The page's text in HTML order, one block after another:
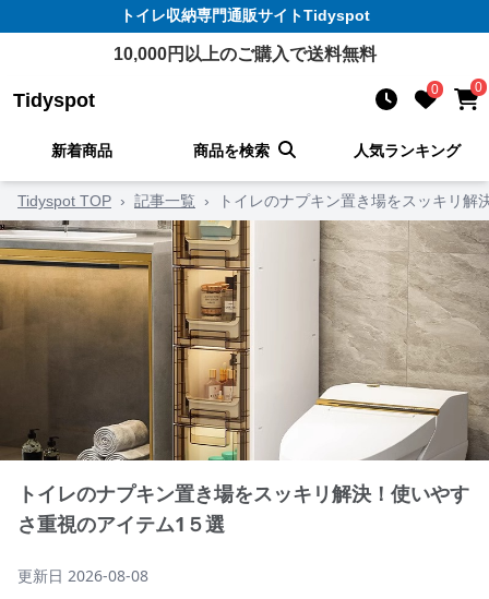
トイレ収納専門通販サイトTidyspot
10,000円以上のご購入で送料無料
Tidyspot 0 0
新着商品 商品を検索 人気ランキング
Tidyspot TOP › 記事一覧 › トイレのナプキン置き場をスッキリ
トイレのナプキン置き場をスッキリ解決！使いやす
さ重視のアイテム1５選
更新日 2026-08-08